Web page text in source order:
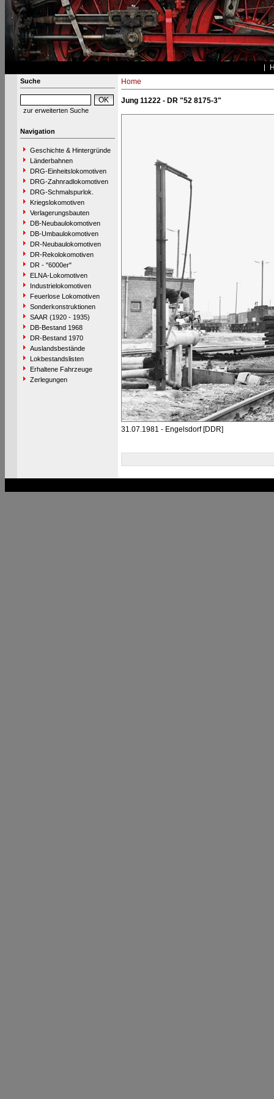
Suche
zur erweiterten Suche
Navigation
Geschichte & Hintergründe
Länderbahnen
DRG-Einheitslokomotiven
DRG-Zahnradlokomotiven
DRG-Schmalspurlok.
Kriegslokomotiven
Verlagerungsbauten
DB-Neubaulokomotiven
DB-Umbaulokomotiven
DR-Neubaulokomotiven
DR-Rekolokomotiven
DR - "6000er"
ELNA-Lokomotiven
Industrielokomotiven
Feuerlose Lokomotiven
Sonderkonstruktionen
SAAR (1920 - 1935)
DB-Bestand 1968
DR-Bestand 1970
Auslandsbestände
Lokbestandslisten
Erhaltene Fahrzeuge
Zerlegungen
Home
Jung 11222 - DR "52 8175-3"
31.07.1981 - Engelsdorf [DDR]